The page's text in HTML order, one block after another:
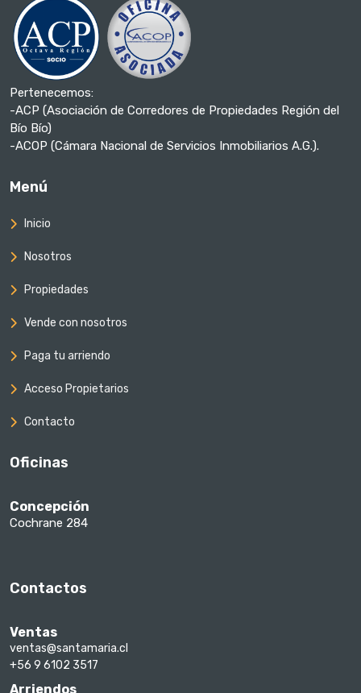
Pertenecemos:
-ACP (Asociación de Corredores de Propiedades Región del
Bío Bío)
-ACOP (Cámara Nacional de Servicios Inmobiliarios A.G.).
Menú
Inicio
Nosotros
Propiedades
Vende con nosotros
Paga tu arriendo
Acceso Propietarios
Contacto
Oficinas
Concepción
Cochrane 284
Contactos
Ventas
ventas@santamaria.cl
+56 9 6102 3517
Arriendos